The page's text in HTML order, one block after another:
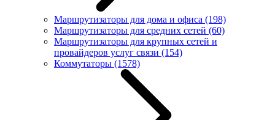
Маршрутизаторы для дома и офиса (198)
Маршрутизаторы для средних сетей (60)
Маршрутизаторы для крупных сетей и
провайдеров услуг связи (154)
Коммутаторы (1578)